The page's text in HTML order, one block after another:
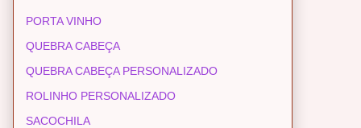
PORTA VINHO
QUEBRA CABEÇA
QUEBRA CABEÇA PERSONALIZADO
ROLINHO PERSONALIZADO
SACOCHILA